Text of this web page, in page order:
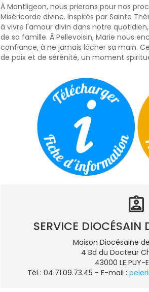
À Montligeon, nous prierons pour nos
Miséricorde divine. Inspirés par Sainte
à vivre l'amour divin dans notre
de sa famille. À Pellevoisin, Marie nous
confiance, à ne jamais lâcher sa main.
de paix et de sérénité, un moment
assignment_ind
SERVICE DIOCÉSAIN
Maison Diocésaine
4 Bd du Docteur
43000 LE PUY-
Tél : 04.71.09.73.45 - E-mail :